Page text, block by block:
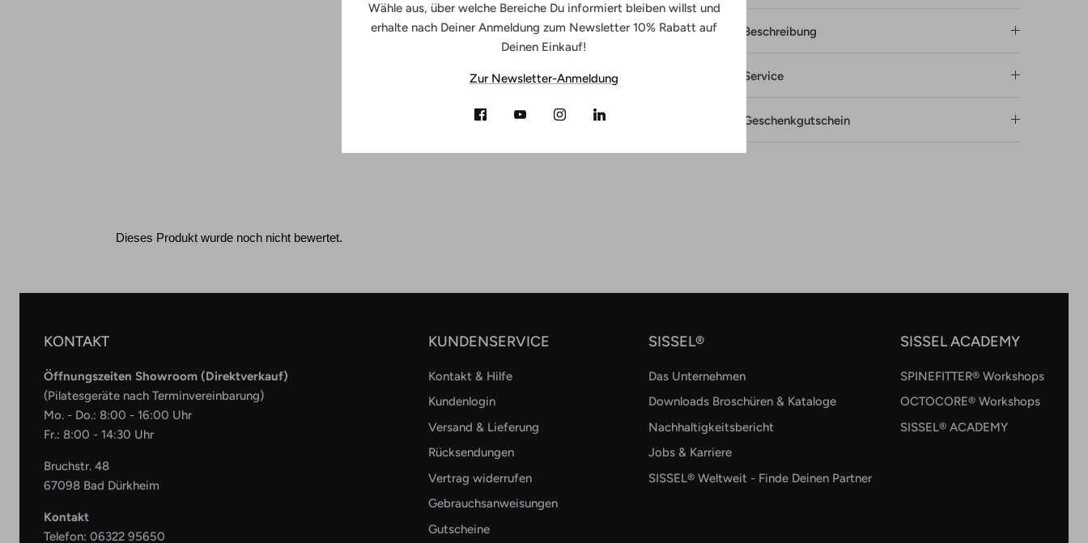
Wähle aus, über welche Bereiche Du informiert bleiben willst und
erhalte nach Deiner Anmeldung zum Newsletter 10% Rabatt auf
Deinen Einkauf!
Zur Newsletter-Anmeldung
Beschreibung
Service
Geschenkgutschein
KONTAKT
Öffnungszeiten Showroom (Direktverkauf)
(Pilatesgeräte nach Terminvereinbarung)
Mo. - Do.: 8:00 - 16:00 Uhr
Fr.: 8:00 - 14:30 Uhr
Bruchstr. 48
67098 Bad Dürkheim
Kontakt
Telefon: 06322 95650
KUNDENSERVICE
Kontakt & Hilfe
Kundenlogin
Versand & Lieferung
Rücksendungen
Vertrag widerrufen
Gebrauchsanweisungen
Gutscheine
SISSEL®
Das Unternehmen
Downloads Broschüren & Kataloge
Nachhaltigkeitsbericht
Jobs & Karriere
SISSEL® Weltweit - Finde Deinen Partner
SISSEL ACADEMY
SPINEFITTER® Workshops
OCTOCORE® Workshops
SISSEL® ACADEMY